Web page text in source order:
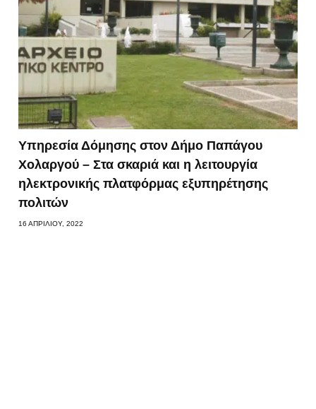
Υπηρεσία Δόμησης στον Δήμο Παπάγου
Χολαργού – Στα σκαριά και η λειτουργία
ηλεκτρονικής πλατφόρμας εξυπηρέτησης
πολιτών
16 ΑΠΡΙΛΊΟΥ, 2022